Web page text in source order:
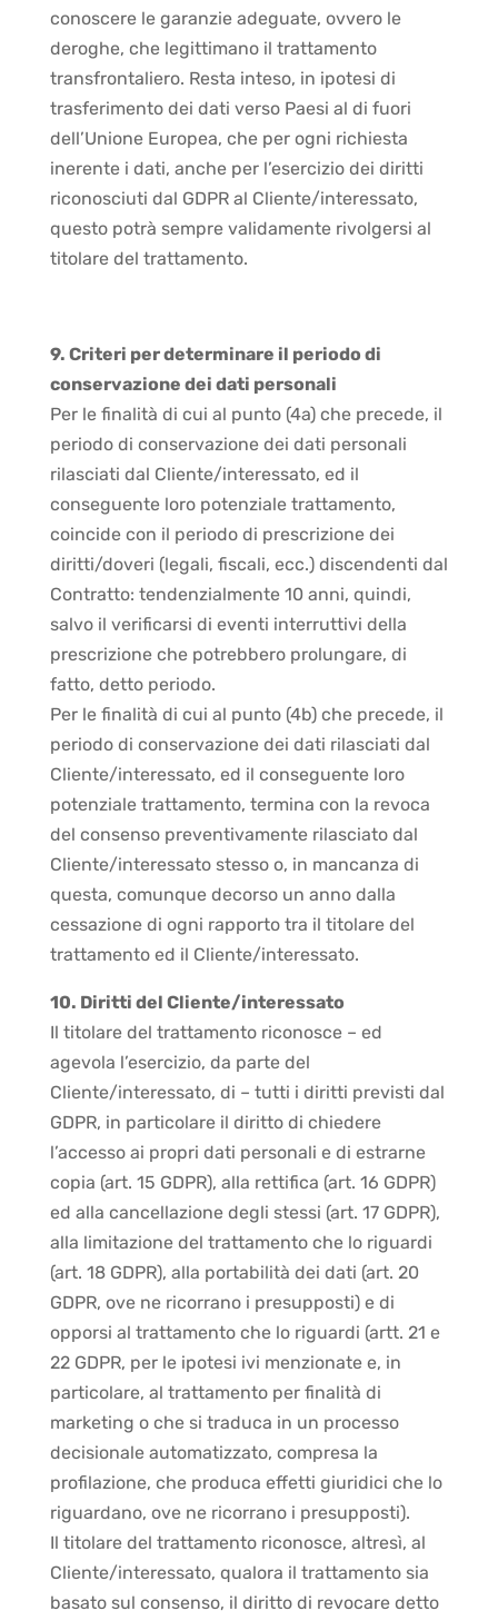
conoscere le garanzie adeguate, ovvero le
deroghe, che legittimano il trattamento
transfrontaliero. Resta inteso, in ipotesi di
trasferimento dei dati verso Paesi al di fuori
dell’Unione Europea, che per ogni richiesta
inerente i dati, anche per l’esercizio dei diritti
riconosciuti dal GDPR al Cliente/interessato,
questo potrà sempre validamente rivolgersi al
titolare del trattamento.
9. Criteri per determinare il periodo di
conservazione dei dati personali
Per le finalità di cui al punto (4a) che precede, il
periodo di conservazione dei dati personali
rilasciati dal Cliente/interessato, ed il
conseguente loro potenziale trattamento,
coincide con il periodo di prescrizione dei
diritti/doveri (legali, fiscali, ecc.) discendenti dal
Contratto: tendenzialmente 10 anni, quindi,
salvo il verificarsi di eventi interruttivi della
prescrizione che potrebbero prolungare, di
fatto, detto periodo.
Per le finalità di cui al punto (4b) che precede, il
periodo di conservazione dei dati rilasciati dal
Cliente/interessato, ed il conseguente loro
potenziale trattamento, termina con la revoca
del consenso preventivamente rilasciato dal
Cliente/interessato stesso o, in mancanza di
questa, comunque decorso un anno dalla
cessazione di ogni rapporto tra il titolare del
trattamento ed il Cliente/interessato.
10. Diritti del Cliente/interessato
Il titolare del trattamento riconosce – ed
agevola l’esercizio, da parte del
Cliente/interessato, di – tutti i diritti previsti dal
GDPR, in particolare il diritto di chiedere
l’accesso ai propri dati personali e di estrarne
copia (art. 15 GDPR), alla rettifica (art. 16 GDPR)
ed alla cancellazione degli stessi (art. 17 GDPR),
alla limitazione del trattamento che lo riguardi
(art. 18 GDPR), alla portabilità dei dati (art. 20
GDPR, ove ne ricorrano i presupposti) e di
opporsi al trattamento che lo riguardi (artt. 21 e
22 GDPR, per le ipotesi ivi menzionate e, in
particolare, al trattamento per finalità di
marketing o che si traduca in un processo
decisionale automatizzato, compresa la
profilazione, che produca effetti giuridici che lo
riguardano, ove ne ricorrano i presupposti).
Il titolare del trattamento riconosce, altresì, al
Cliente/interessato, qualora il trattamento sia
basato sul consenso, il diritto di revocare detto